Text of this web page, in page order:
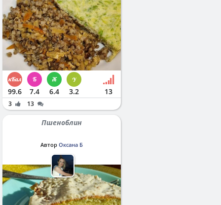
99.6 7.4 6.4 3.2 13
3 13
Пшеноблин
Автор Оксана Б